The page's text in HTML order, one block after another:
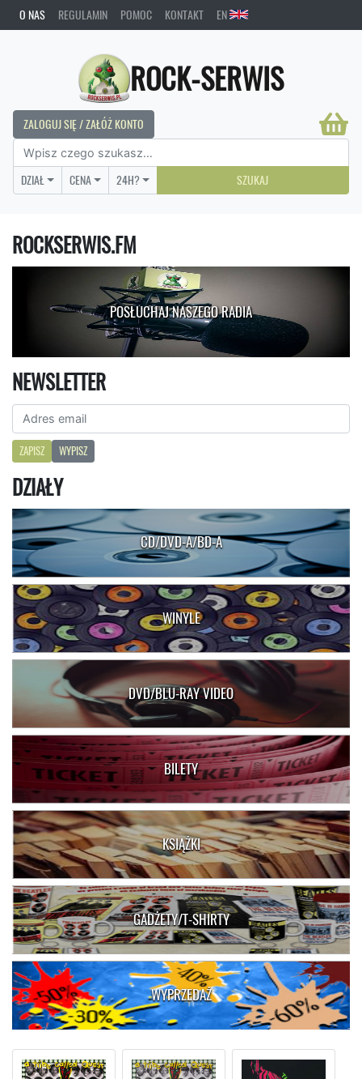
O NAS REGULAMIN POMOC KONTAKT EN
ROCK-SERWIS
ZALOGUJ SIĘ / ZAŁÓŻ KONTO
DZIAŁ CENA 24H? SZUKAJ
ROCKSERWIS.FM
POSŁUCHAJ NASZEGO RADIA
NEWSLETTER
ZAPISZ WYPISZ
DZIAŁY
CD/DVD-A/BD-A
WINYLE
DVD/BLU-RAY VIDEO
BILETY
KSIĄŻKI
GADŻETY/T-SHIRTY
WYPRZEDAŻ